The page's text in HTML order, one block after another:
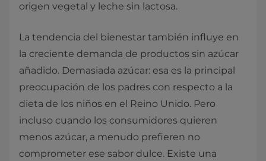
origen vegetal y leche sin lactosa.
La tendencia del bienestar también influye en
la creciente demanda de productos sin azúcar
añadido. Demasiada azúcar: esa es la principal
preocupación de los padres con respecto a la
dieta de los niños en el Reino Unido. Pero
incluso cuando los consumidores quieren
menos azúcar, a menudo prefieren no
comprometer ese sabor dulce. Existe una